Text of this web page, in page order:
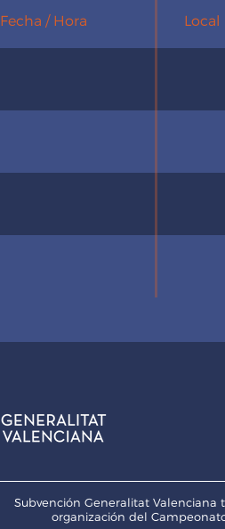
Fecha / Hora Local
Subvención Generalitat
organización del